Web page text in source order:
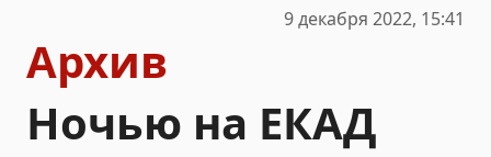
9 декабря 2022, 15:41
Архив
Ночью на ЕКАД